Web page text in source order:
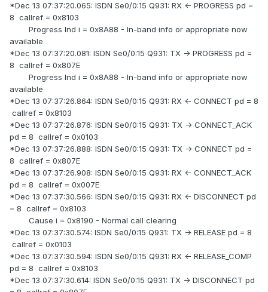
*Dec 13 07:37:20.065: ISDN Se0/0:15 Q931: RX <- PROGRESS pd =
8 callref = 0x8103
Progress Ind i = 0x8A88 - In-band info or appropriate now
available
*Dec 13 07:37:20.081: ISDN Se0/0:15 Q931: TX -> PROGRESS pd =
8 callref = 0x807E
Progress Ind i = 0x8A88 - In-band info or appropriate now
available
*Dec 13 07:37:26.864: ISDN Se0/0:15 Q931: RX <- CONNECT pd = 8
callref = 0x8103
*Dec 13 07:37:26.876: ISDN Se0/0:15 Q931: TX -> CONNECT_ACK
pd = 8 callref = 0x0103
*Dec 13 07:37:26.888: ISDN Se0/0:15 Q931: TX -> CONNECT pd =
8 callref = 0x807E
*Dec 13 07:37:26.908: ISDN Se0/0:15 Q931: RX <- CONNECT_ACK
pd = 8 callref = 0x007E
*Dec 13 07:37:30.566: ISDN Se0/0:15 Q931: RX <- DISCONNECT pd
= 8 callref = 0x8103
Cause i = 0x8190 - Normal call clearing
*Dec 13 07:37:30.574: ISDN Se0/0:15 Q931: TX -> RELEASE pd = 8
callref = 0x0103
*Dec 13 07:37:30.594: ISDN Se0/0:15 Q931: RX <- RELEASE_COMP
pd = 8 callref = 0x8103
*Dec 13 07:37:30.614: ISDN Se0/0:15 Q931: TX -> DISCONNECT pd